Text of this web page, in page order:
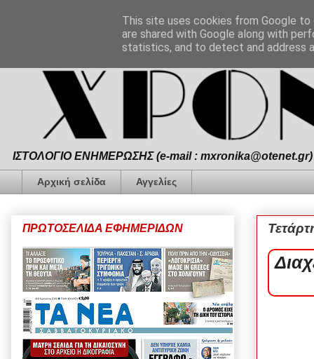
ΙΣΤΟΛΟΓΙΟ ΕΝΗΜΕΡΩΣΗΣ (e-mail :
Αρχική σελίδα Αγγελίες
ΠΡΩΤΟΣΕΛΙΔΑ ΕΦΗΜΕΡΙΔΩΝ
This site uses cookies from Google
are shared with Google along with
statistics, and to detect and address